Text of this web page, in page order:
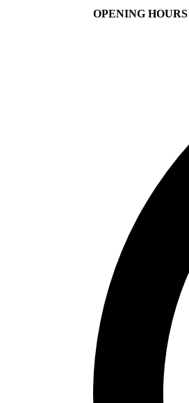
OPENING HOURS